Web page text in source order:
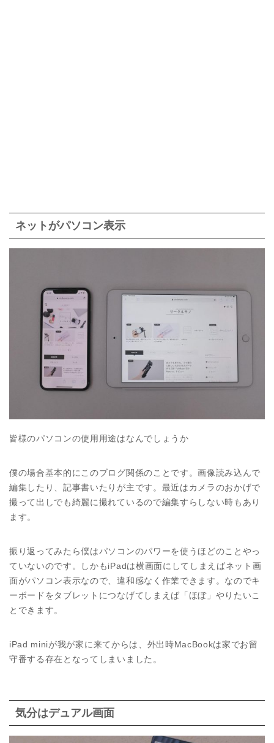
ネットがパソコン表示
皆様のパソコンの使用用途はなんでしょうか
僕の場合基本的にこのブログ関係のことです。画像読み込んで
編集したり、記事書いたりが主です。最近はカメラのおかげで
撮って出しでも綺麗に撮れているので編集すらしない時もあり
ます。
振り返ってみたら僕はパソコンのパワーを使うほどのことやっ
ていないのです。しかもiPadは横画面にしてしまえばネット画
面がパソコン表示なので、違和感なく作業できます。なのでキ
ーボードをタブレットにつなげてしまえば「ほぼ」やりたいこ
とできます。
iPad miniが我が家に来てからは、外出時MacBookは家でお留
守番する存在となってしまいました。
気分はデュアル画面